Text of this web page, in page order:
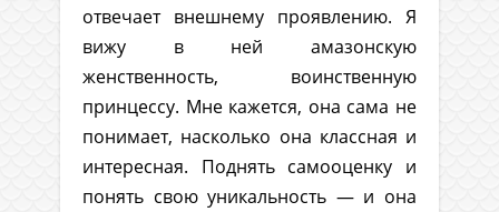
отвечает внешнему проявлению. Я
вижу в ней амазонскую
женственность, воинственную
принцессу. Мне кажется, она сама не
понимает, насколько она классная и
интересная. Поднять самооценку и
понять свою уникальность — и она